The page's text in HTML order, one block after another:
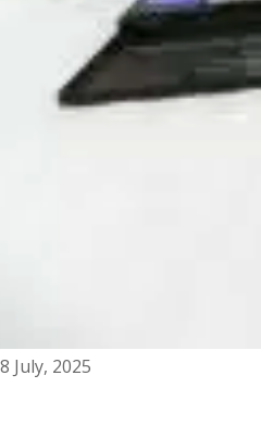
July, 2025